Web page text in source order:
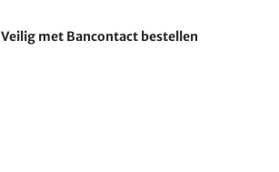
Veilig met Bancontact bestellen